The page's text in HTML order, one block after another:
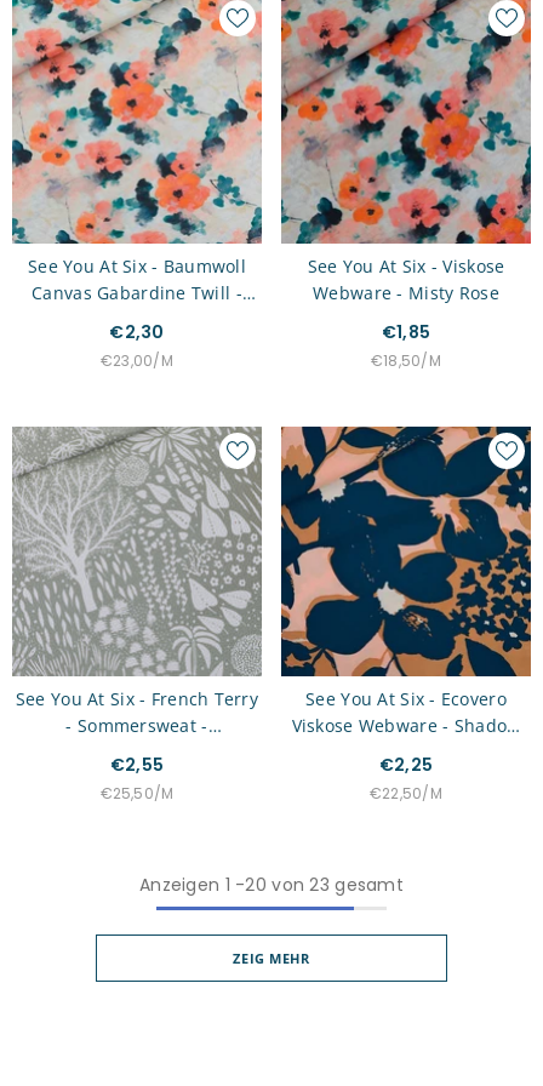
See You At Six - Baumwoll
Canvas Gabardine Twill -
Misty Rose
€2,30
STÜCKPREIS
€23,00/PRO
M
See You At Six - Viskose
Webware - Misty Rose
€1,85
STÜCKPREIS
€18,50/PRO
M
See You At Six - French Terry
- Sommersweat -
Wonderland
€2,55
STÜCKPREIS
€25,50/PRO
M
See You At Six - Ecovero
Viskose Webware - Shadow
Flower
€2,25
STÜCKPREIS
€22,50/PRO
M
Anzeigen 1 -20 von 23 gesamt
ZEIG MEHR